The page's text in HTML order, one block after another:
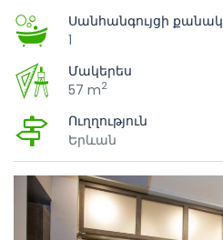
Սանհանգույցի քանակ
1
Մակերես
57 m2
Ուղղություն
Երևան